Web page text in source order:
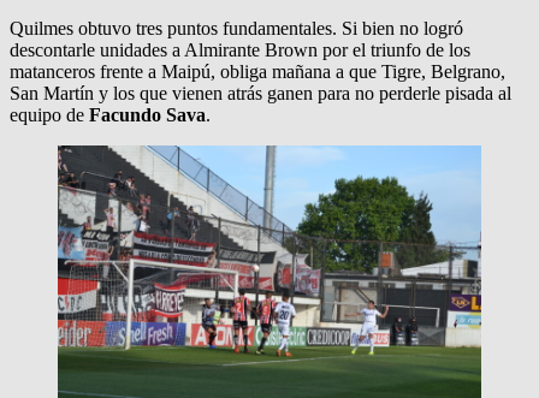
Quilmes obtuvo tres puntos fundamentales. Si bien no logró
descontarle unidades a Almirante Brown por el triunfo de los
matanceros frente a Maipú, obliga mañana a que Tigre, Belgrano,
San Martín y los que vienen atrás ganen para no perderle pisada al
equipo de Facundo Sava.